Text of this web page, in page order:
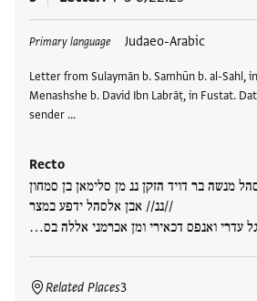
Primary language Judaeo-Arabic
Letter from Sulaymān b. Samhūn b. al-Sahl,
Menashshe b. David Ibn Labrāṭ, in Fustat.
sender …
Recto
מנשה בר דויד הזקן ננ מן סלימאן בן סמחון
//ננ// אבן אלסהל ידפע במצר
עדרי ואנפס דכאירי ומן אכרמני אללה בס…
Related Places3
Tags